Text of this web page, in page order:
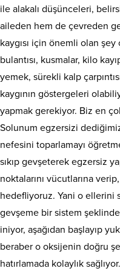
ile alakalı düşünceleri,
aileden hem de çevreden
kaygısı için önemli olan
bulantısı, kusmalar, kilo
yemek, sürekli kalp
kaygının göstergeleri
yapmak gerekiyor. Biz en
Solunum egzersizi
nefesini toparlamayı
sıkıp gevşeterek egzersiz
noktalarını vücutlarına
hedefliyoruz. Yani o ellerini
gevşeme bir sistem şeklinde
iniyor, aşağıdan başlayıp
beraber o oksijenin doğru
hatırlamada kolaylık